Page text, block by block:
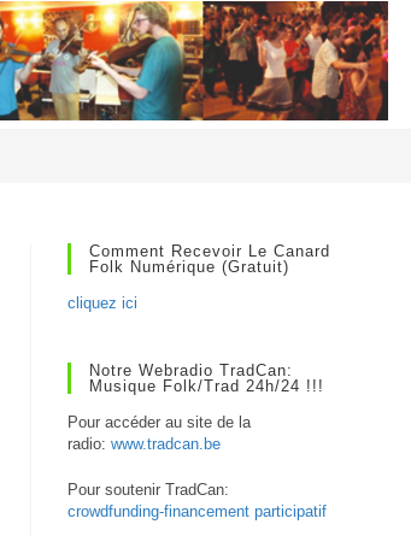
Comment Recevoir Le Canard
Folk Numérique (gratuit)
cliquez ici
Notre Webradio TradCan:
Musique Folk/Trad 24h/24 !!!
Pour accéder au site de la
radio:www.tradcan.be
Pour soutenir TradCan:
crowdfunding-financement participatif